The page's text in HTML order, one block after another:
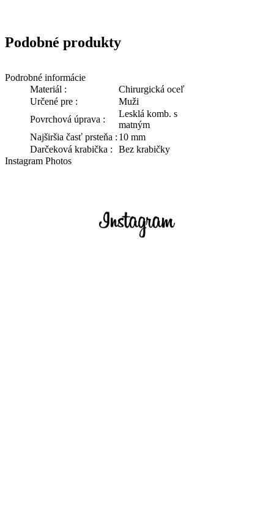
Podrobné informácie
Materiál :
Chirurgická oceľ
Určené pre :
Muži
Povrchová úprava :
Lesklá komb. s
matným
Najširšia časť prsteňa : 10 mm
Darčeková krabička :
Bez krabičky
Instagram Photos
Podobné produkty